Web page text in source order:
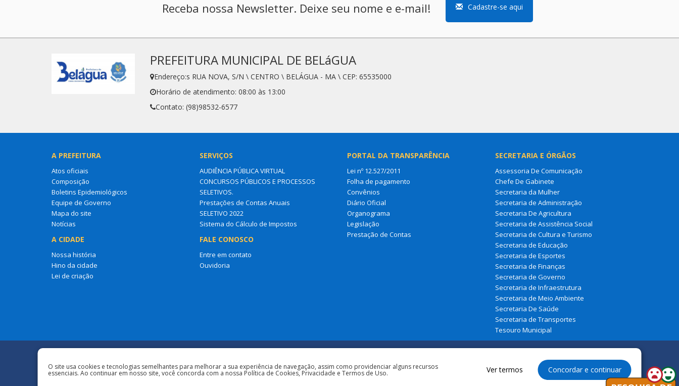
Receba nossa Newsletter. Deixe seu nome e e-mail! Cadastre-se aqui
PREFEITURA MUNICIPAL DE BELáGUA
Endereço:s RUA NOVA, S/N \ CENTRO \ BELÁGUA - MA \ CEP: 65535000
Horário de atendimento: 08:00 às 13:00
Contato: (98)98532-6577
A PREFEITURA
Atos oficiais
Composição
Boletins Epidemiológicos
Equipe de Governo
Mapa do site
Notícias
A CIDADE
Nossa história
Hino da cidade
Lei de criação
SERVIÇOS
AUDIÊNCIA PÚBLICA VIRTUAL
CONCURSOS PÚBLICOS E PROCESSOS
SELETIVOS.
Prestações de Contas Anuais
SELETIVO 2022
Sistema do Cálculo de Impostos
FALE CONOSCO
Entre em contato
Ouvidoria
PORTAL DA TRANSPARÊNCIA
Lei nº 12.527/2011
Folha de pagamento
Convênios
Diário Oficial
Organograma
Legislação
Prestação de Contas
SECRETARIA E ÓRGÃOS
Assessoria De Comunicação
Chefe De Gabinete
Secretaria da Mulher
Secretaria de Administração
Secretaria De Agricultura
Secretaria de Assistência Social
Secretaria de Cultura e Turismo
Secretaria de Educação
Secretaria de Esportes
Secretaria de Finanças
Secretaria de Governo
Secretaria de Infraestrutura
Secretaria de Meio Ambiente
Secretaria De Saúde
Secretaria de Transportes
Tesouro Municipal
Redes Sociais Todos os direitos reservados à Prefeitura Municipal de Belágua
O site usa cookies e tecnologias semelhantes para melhorar a sua experiência de navegação, assim como providenciar alguns recursos
essenciais. Ao continuar em nosso site, você concorda com a nossa Política de Cookies, Privacidade e Termos de Uso. Ver termos Concordar e continuar